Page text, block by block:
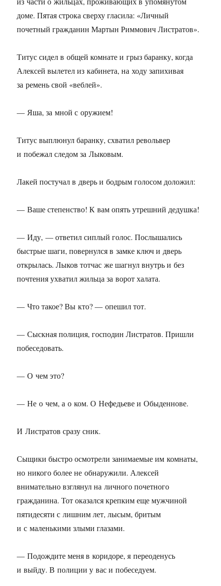
доме. Пятая строка сверху гласила: «Личный
почетный гражданин Мартын Риммович Листратов».
Титус сидел в общей комнате и грыз баранку, когда
Алексей вылетел из кабинета, на ходу запихивая
за ремень свой «веблей».
— Яша, за мной с оружием!
Титус выплюнул баранку, схватил револьвер
и побежал следом за Лыковым.
Лакей постучал в дверь и бодрым голосом доложил:
— Ваше степенство! К вам опять утрешний дедушка!
— Иду, — ответил сиплый голос. Послышались
быстрые шаги, повернулся в замке ключ и дверь
открылась. Лыков тотчас же шагнул внутрь и без
почтения ухватил жильца за ворот халата.
— Что такое? Вы кто? — опешил тот.
— Сыскная полиция, господин Листратов. Пришли
побеседовать.
— О чем это?
— Не о чем, а о ком. О Нефедьеве и Обыденнове.
И Листратов сразу сник.
Сыщики быстро осмотрели занимаемые им комнаты,
но никого более не обнаружили. Алексей
внимательно взглянул на личного почетного
гражданина. Тот оказался крепким еще мужчиной
пятидесяти с лишним лет, лысым, бритым
и с маленькими злыми глазами.
— Подождите меня в коридоре, я переоденусь
и выйду. В полиции у вас и побеседуем.